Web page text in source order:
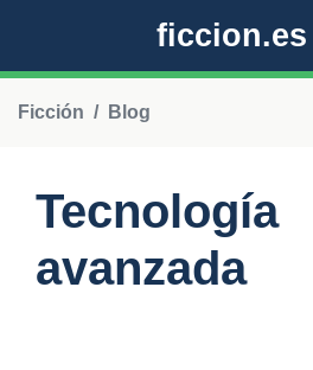
ficcion.es
Ficción Blog
Tecnología
avanzada